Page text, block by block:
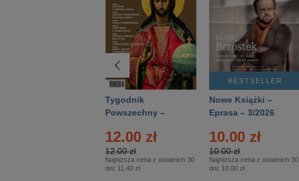
Tygodnik
Powszechny –
12.00 zł
12.00 zł
Najniższa cena z ostatnich 30
dni: 11.40 zł
BESTSELLER
Nowe Książki –
Eprasa – 3/2026
10.00 zł
10.00 zł
Najniższa cena z ostatnich 30
dni: 10.00 zł